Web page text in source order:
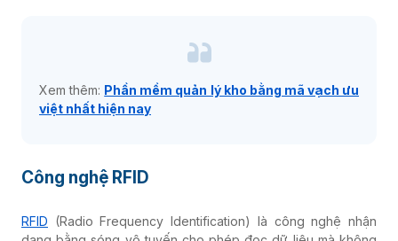
Xem thêm: Phần mềm quản lý kho bằng mã vạch ưu
việt nhất hiện nay
Công nghệ RFID
RFID (Radio Frequency Identification) là công nghệ nhận